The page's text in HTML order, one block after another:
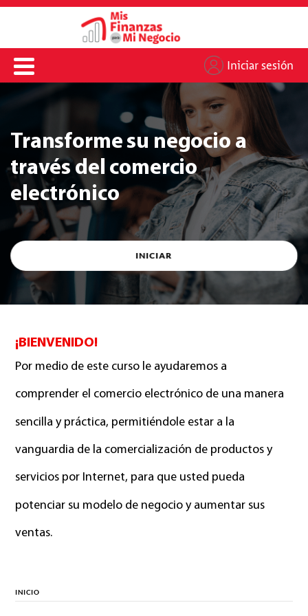
Iniciar sesión